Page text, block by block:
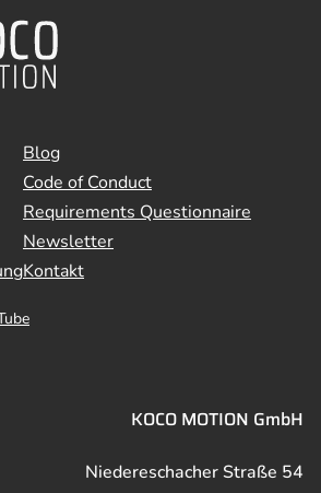
Blog
Code of Conduct
Requirements Questionnaire
Newsletter
Kontakt
KOCO MOTION GmbH
Niedereschacher Straße 54